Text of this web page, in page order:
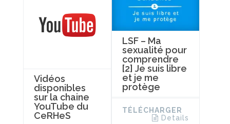
Vidéos
disponibles
sur la chaine
YouTube du
CeRHeS
LSF – Ma
sexualité pour
comprendre
[2] Je suis libre
et je me
protège
TÉLÉCHARGER
Details